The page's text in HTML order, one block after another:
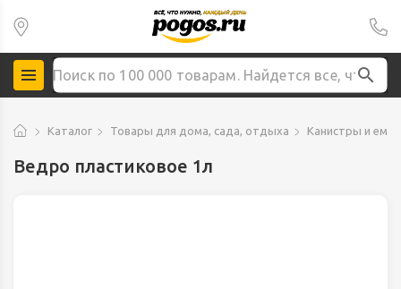
Каталог Товары для дома, сада, отдыха Канистры и
Ведро пластиковое 1л